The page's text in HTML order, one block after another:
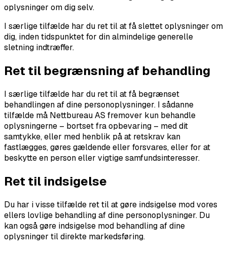
oplysninger om dig selv.
I særlige tilfælde har du ret til at få slettet oplysninger om
dig, inden tidspunktet for din almindelige generelle
sletning indtræffer.
Ret til begrænsning af behandling
I særlige tilfælde har du ret til at få begrænset
behandlingen af dine personoplysninger. I sådanne
tilfælde må Nettbureau AS fremover kun behandle
oplysningerne – bortset fra opbevaring – med dit
samtykke, eller med henblik på at retskrav kan
fastlægges, gøres gældende eller forsvares, eller for at
beskytte en person eller vigtige samfundsinteresser.
Ret til indsigelse
Du har i visse tilfælde ret til at gøre indsigelse mod vores
ellers lovlige behandling af dine personoplysninger. Du
kan også gøre indsigelse mod behandling af dine
oplysninger til direkte markedsføring.